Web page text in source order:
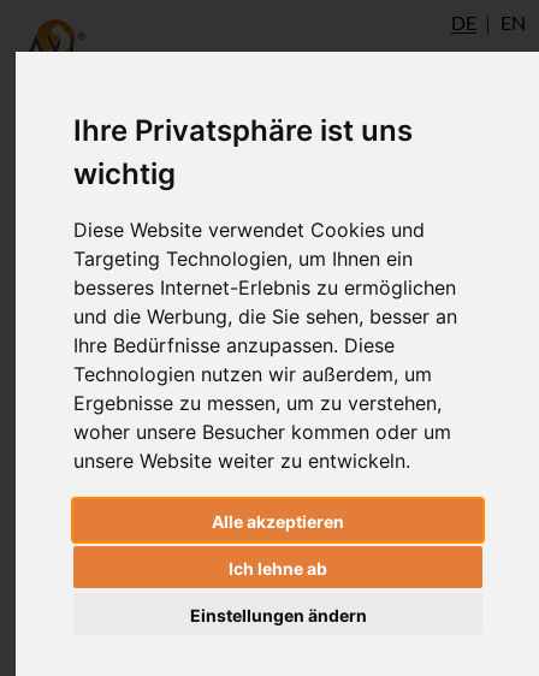
Ihre Privatsphäre ist uns
wichtig
Diese Website verwendet Cookies und
Targeting Technologien, um Ihnen ein
besseres Internet-Erlebnis zu ermöglichen
und die Werbung, die Sie sehen, besser an
Ihre Bedürfnisse anzupassen. Diese
Technologien nutzen wir außerdem, um
Ergebnisse zu messen, um zu verstehen,
woher unsere Besucher kommen oder um
unsere Website weiter zu entwickeln.
Alle akzeptieren
Ich lehne ab
Einstellungen ändern
DE EN
Event-Teilnehmerliste
Traditioneller Ashtanga Yoga, innovative Therapie,
Alignment, Movement Culture und inspirierende
Philosophie